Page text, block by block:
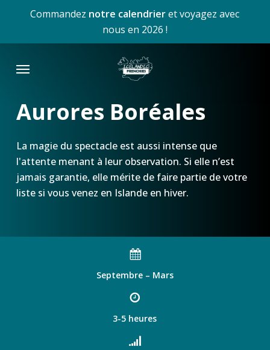
Commandez notre calendrieret voyagez avec
nous en 2026 !
Menu
Aurores Boréales
La magie du spectacle est aussi intense que
l'attente menant à leur observation. Si elle n’est
jamais garantie, elle mérite de faire partie de votre
liste si vous venez en Islande en hiver.
Septembre – Mars
3-5 heures